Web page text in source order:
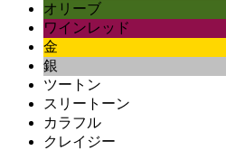
オリーブ
ワインレッド
金
銀
ツートン
スリートーン
カラフル
クレイジー